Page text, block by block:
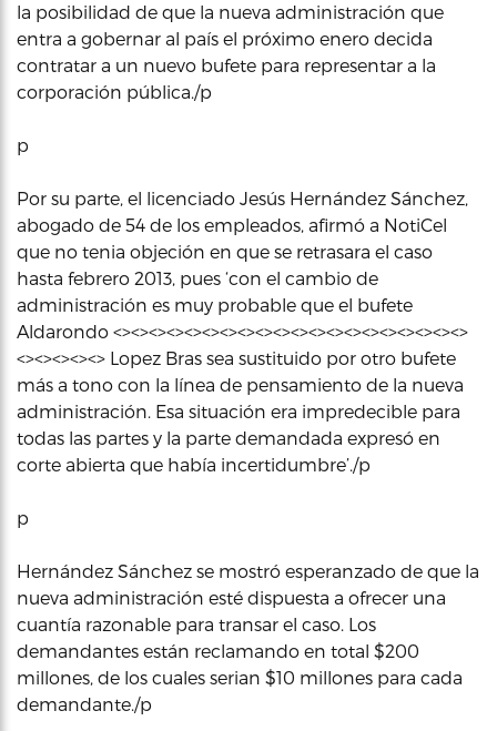
la posibilidad de que la nueva administración que
entra a gobernar al país el próximo enero decida
contratar a un nuevo bufete para representar a la
corporación pública./p
p
Por su parte, el licenciado Jesús Hernández Sánchez,
abogado de 54 de los empleados, afirmó a NotiCel
que no tenia objeción en que se retrasara el caso
hasta febrero 2013, pues ‘con el cambio de
administración es muy probable que el bufete
Aldarondo <><><><><><><><><><><><><><><><><><><><>
<><><><><> Lopez Bras sea sustituido por otro bufete
más a tono con la línea de pensamiento de la nueva
administración. Esa situación era impredecible para
todas las partes y la parte demandada expresó en
corte abierta que había incertidumbre’./p
p
Hernández Sánchez se mostró esperanzado de que la
nueva administración esté dispuesta a ofrecer una
cuantía razonable para transar el caso. Los
demandantes están reclamando en total $200
millones, de los cuales serian $10 millones para cada
demandante./p